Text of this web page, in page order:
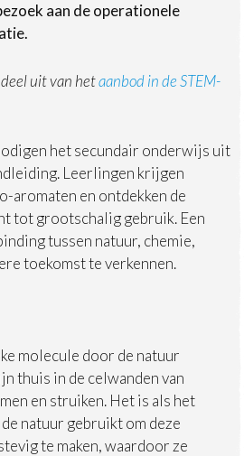
aan de operationele
uit van hetaanbod in de STEM-
het secundair onderwijs uit
Leerlingen krijgen
aromaten en ontdekken de
tot grootschalig gebruik. Een
tussen natuur, chemie,
toekomst te verkennen.
molecule door de natuur
thuis in de celwanden van
en struiken. Het is als het
de natuur gebruikt om deze
te maken, waardoor ze